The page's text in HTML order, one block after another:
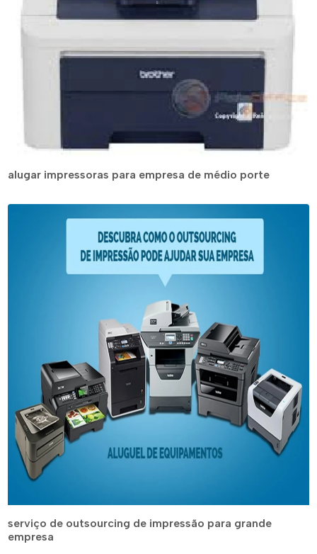
alugar impressoras para empresa de médio porte
serviço de outsourcing de impressão para grande
empresa